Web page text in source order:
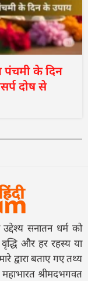
के दिन
दोष से
सनातन धर्म को
और हर रहस्य या
द्वारा बताए गए तथ्य
श्रीमदभगवत